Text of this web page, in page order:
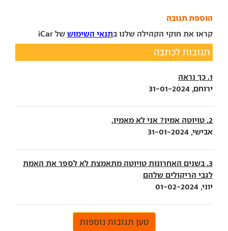
הוספת תגובה
קראו את חוקי הקהילה שלנו בתנאי השימוש של iCar
תגובות לכתבה
1. כך נראה
ירוחם, 31-01-2024
2. טויוטה אמין? אני לא מאמין.
אבישי, 31-01-2024
3. בשנים האחרונות טויוטה מתאמצת לא לספר את האמת
לגבי הריקולים שלהם
יוני, 01-02-2024
טען תגובות נוספות